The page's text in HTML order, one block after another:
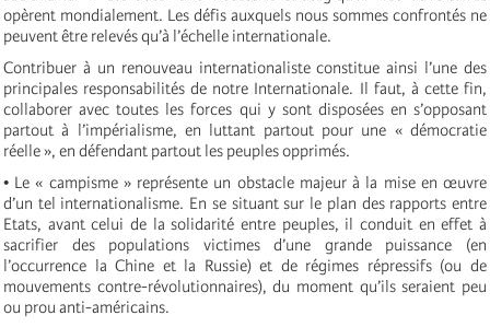
opèrent mondialement. Les défis auxquels nous sommes confrontés ne
peuvent être relevés qu’à l’échelle internationale.
Contribuer à un renouveau internationaliste constitue ainsi l’une des
principales responsabilités de notre Internationale. Il faut, à cette fin,
collaborer avec toutes les forces qui y sont disposées en s’opposant
partout à l’impérialisme, en luttant partout pour une « démocratie
réelle », en défendant partout les peuples opprimés.
• Le « campisme » représente un obstacle majeur à la mise en œuvre
d’un tel internationalisme. En se situant sur le plan des rapports entre
Etats, avant celui de la solidarité entre peuples, il conduit en effet à
sacrifier des populations victimes d’une grande puissance (en
l’occurrence la Chine et la Russie) et de régimes répressifs (ou de
mouvements contre-révolutionnaires), du moment qu’ils seraient peu
ou prou anti-américains.